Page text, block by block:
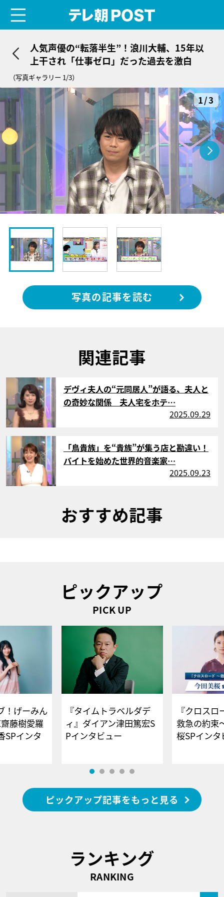
人気声優の“転落半生”！浪川大輔、15年以
上干され「仕事ゼロ」だった過去を激白
（写真ギャラリー 1/3）
1/3
写真の記事を読む
関連記事
サムネイル
デヴィ夫人の“元同居人”が語る、夫人と
の奇妙な関係 夫人宅をホテ…
2025.09.29
サムネイル
「鳥貴族」を“貴族”が集う店と勘違い！
バイトを始めた世界的音楽家…
2025.09.23
おすすめ記事
ピックアップ
PICK UP
！げーみん
藤樹愛羅
SPインタ
『タイムトラベルダデ
ィ』ダイアン津田篤宏S
Pインタビュー
『クロス
救急の約束
桜SPイ
ピックアップ記事をもっと見る
ランキング
RANKING